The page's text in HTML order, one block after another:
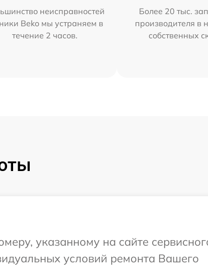
неисправностей
Beko мы устраняем в
течение 2 часов.
Более 20 тыс.
производителя в
собственных
указанному на сайте
условий ремонта Вашего